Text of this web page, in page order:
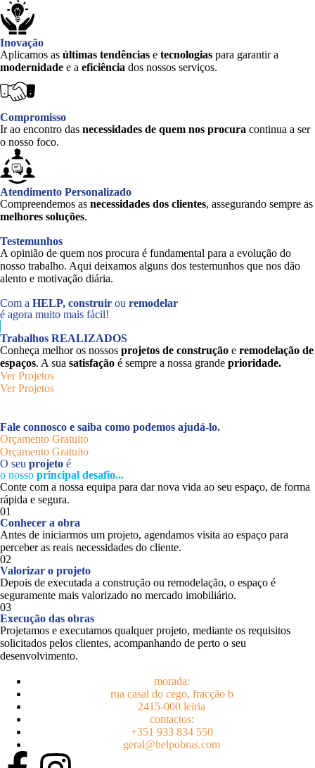
Inovação
Aplicamos as últimas tendências e tecnologias para garantir a
modernidade e a eficiência dos nossos serviços.
Compromisso
Ir ao encontro das necessidades de quem nos procura continua a ser
o nosso foco.
Atendimento Personalizado
Compreendemos as necessidades dos clientes, assegurando sempre as
melhores soluções.
Testemunhos
A opinião de quem nos procura é fundamental para a evolução do
nosso trabalho. Aqui deixamos alguns dos testemunhos que nos dão
alento e motivação diária.
Com a HELP, construir ou remodelar
é agora muito mais fácil!
Trabalhos REALIZADOS
Conheça melhor os nossos projetos de construção e remodelação de
espaços. A sua satisfação é sempre a nossa grande prioridade.
Ver Projetos
Ver Projetos
Fale connosco e saiba como podemos ajudá-lo.
Orçamento Gratuito
Orçamento Gratuito
O seu projeto é
o nosso principal desafio...
Conte com a nossa equipa para dar nova vida ao seu espaço, de forma
rápida e segura.
01
Conhecer a obra
Antes de iniciarmos um projeto, agendamos visita ao espaço para
perceber as reais necessidades do cliente.
02
Valorizar o projeto
Depois de executada a construção ou remodelação, o espaço é
seguramente mais valorizado no mercado imobiliário.
03
Execução das obras
Projetamos e executamos qualquer projeto, mediante os requisitos
solicitados pelos clientes, acompanhando de perto o seu
desenvolvimento.
morada:
rua casal do cego, fracção b
2415-000 leiria
contactos:
+351 933 834 550
geral@helpobras.com